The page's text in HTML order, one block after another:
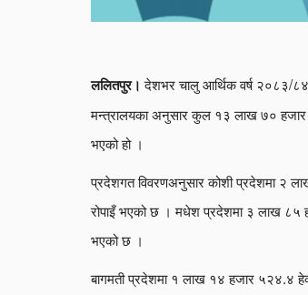
ललितपुर। देशभर चालु आर्थिक वर्ष २०८३/
मन्त्रालयका अनुसार कुल १३ लाख ७० हजार
भएको हो ।
प्रदेशगत विवरणअनुसार कोशी प्रदेशमा २
रोपाइँ भएको छ । मधेश प्रदेशमा ३ लाख ८५
भएको छ ।
बागमती प्रदेशमा १ लाख १४ हजार ५२४.४